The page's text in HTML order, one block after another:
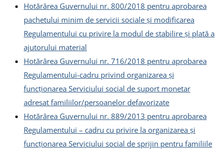
Hotărârea Guvernului nr. 800/2018 pentru aprobarea
pachetului minim de servicii sociale și modificarea
Regulamentului cu privire la modul de stabilire și plată a
ajutorului material
Hotărârea Guvernului nr. 716/2018 pentru aprobarea
Regulamentului-cadru privind organizarea și
funcționarea Serviciului social de suport monetar
adresat familiilor/persoanelor defavorizate
Hotărârea Guvernului nr. 889/2013 pentru aprobarea
Regulamentului – cadru cu privire la organizarea și
funcționarea Serviciului social de sprijin pentru familiile